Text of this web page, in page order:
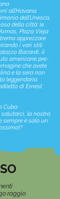
all’Havana.
dell’Unesco,
della città: le
Plaza Vieja
apprezzare
i vari stili
Bacardi, il
americane pre-
che avete
e la sera non
leggendaria
di Ernest
Cuba
la nostra
sempre è solo un
raggio